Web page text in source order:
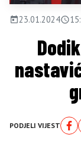
23.01.2024
PODJELI VIJEST